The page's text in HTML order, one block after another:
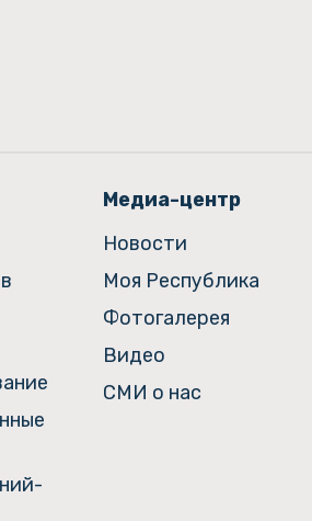
Медиа-центр
Новости
Моя Республика
Фотогалерея
Видео
СМИ о нас